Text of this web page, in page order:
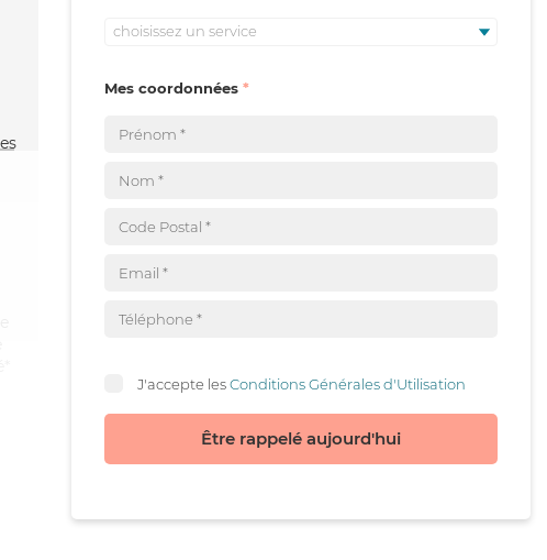
choisissez un service
Mes coordonnées
J'accepte lesConditions Générales d'Utilisation
Être rappelé aujourd'hui